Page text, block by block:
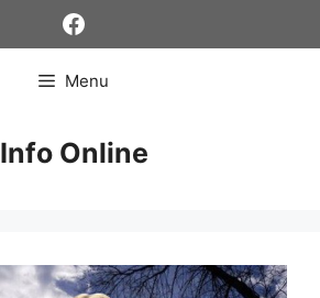
Facebook
Menu
Info Online